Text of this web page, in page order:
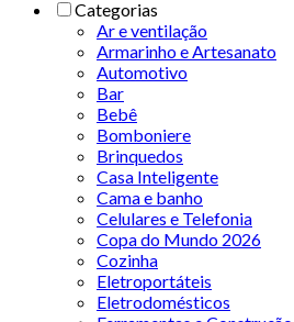
Categorias
Ar e ventilação
Armarinho e Artesanato
Automotivo
Bar
Bebê
Bomboniere
Brinquedos
Casa Inteligente
Cama e banho
Celulares e Telefonia
Copa do Mundo 2026
Cozinha
Eletroportáteis
Eletrodomésticos